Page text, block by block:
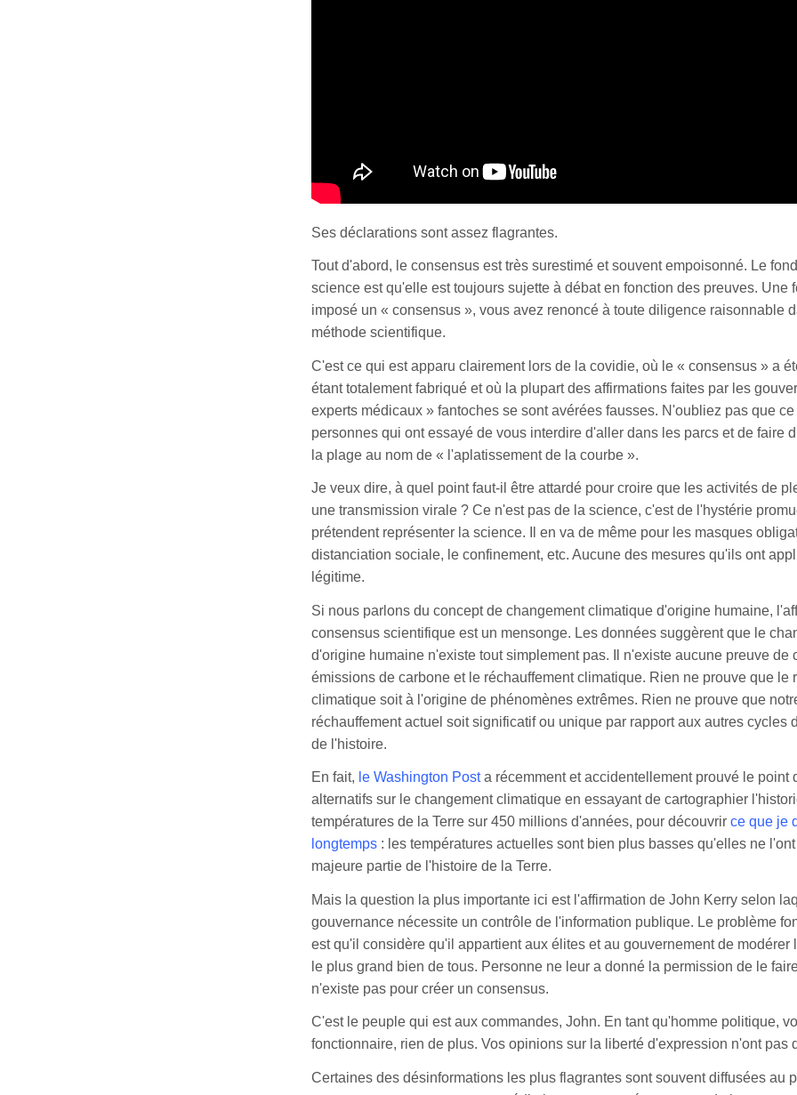
Ses déclarations sont assez flagrantes.
Tout d'abord, le consensus est très surestimé et souvent empoisonné. Le
science est qu'elle est toujours sujette à débat en fonction des preuves. Une
imposé un « consensus », vous avez renoncé à toute diligence raisonnable
méthode scientifique.
C'est ce qui est apparu clairement lors de la covidie, où le « consensus » a
étant totalement fabriqué et où la plupart des affirmations faites par les
experts médicaux » fantoches se sont avérées fausses. N'oubliez pas que
personnes qui ont essayé de vous interdire d'aller dans les parcs et de faire
la plage au nom de « l'aplatissement de la courbe ».
Je veux dire, à quel point faut-il être attardé pour croire que les activités de
une transmission virale ? Ce n'est pas de la science, c'est de l'hystérie
prétendent représenter la science. Il en va de même pour les masques
distanciation sociale, le confinement, etc. Aucune des mesures qu'ils ont
légitime.
Si nous parlons du concept de changement climatique d'origine humaine,
consensus scientifique est un mensonge. Les données suggèrent que le
d'origine humaine n'existe tout simplement pas. Il n'existe aucune preuve de
émissions de carbone et le réchauffement climatique. Rien ne prouve que le
climatique soit à l'origine de phénomènes extrêmes. Rien ne prouve que
réchauffement actuel soit significatif ou unique par rapport aux autres cycles
de l'histoire.
En fait, le Washington Post a récemment et accidentellement prouvé le point
alternatifs sur le changement climatique en essayant de cartographier
températures de la Terre sur 450 millions d'années, pour découvrir ce que je
longtemps : les températures actuelles sont bien plus basses qu'elles ne
majeure partie de l'histoire de la Terre.
Mais la question la plus importante ici est l'affirmation de John Kerry selon
gouvernance nécessite un contrôle de l'information publique. Le problème
est qu'il considère qu'il appartient aux élites et au gouvernement de modérer
le plus grand bien de tous. Personne ne leur a donné la permission de le
n'existe pas pour créer un consensus.
C'est le peuple qui est aux commandes, John. En tant qu'homme politique,
fonctionnaire, rien de plus. Vos opinions sur la liberté d'expression n'ont pas
Certaines des désinformations les plus flagrantes sont souvent diffusées au